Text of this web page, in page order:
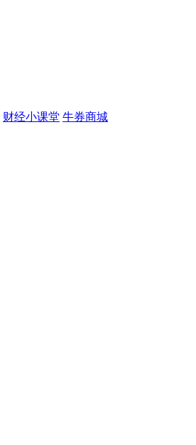
财经小课堂 牛券商城